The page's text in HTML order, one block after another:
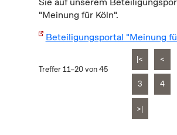
"Meinung für Köln".
Beteiligungsportal "Meinung
Treffer 11–20 von 45
|< <
3 4
>|